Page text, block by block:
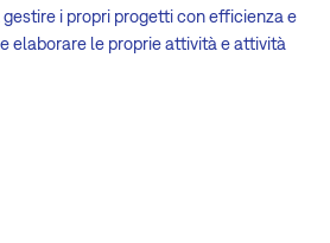
i propri progetti con efficienza e
elaborare le proprie attività e attività